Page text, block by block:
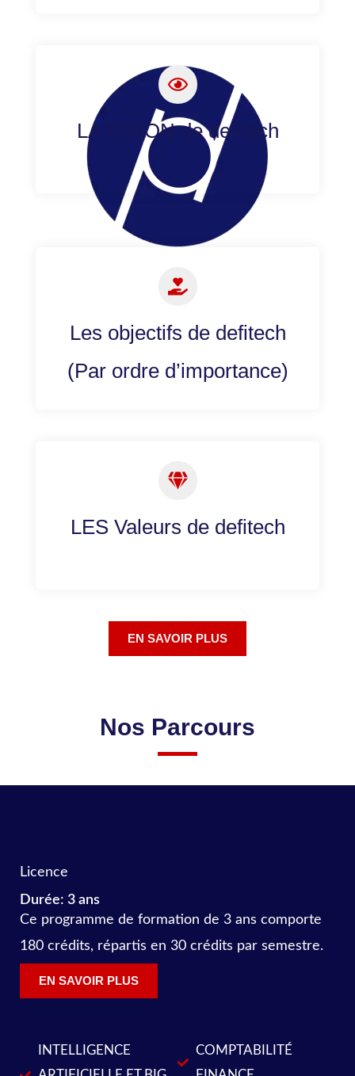
LA VISION de defitech
Les objectifs de defitech
(Par ordre d’importance)
LES Valeurs de defitech
EN SAVOIR PLUS
Nos Parcours
Licence
Durée: 3 ans
Ce programme de formation de 3 ans comporte
180 crédits, répartis en 30 crédits par semestre.
EN SAVOIR PLUS
INTELLIGENCE
COMPTABILITÉ